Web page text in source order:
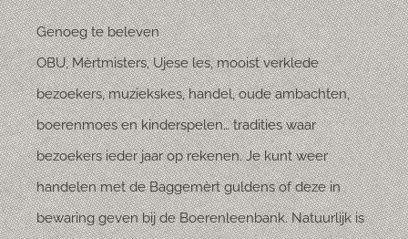
Genoeg te beleven
OBU, Mèrtmisters, Ujese les, mooist verklede
bezoekers, muziekskes, handel, oude ambachten,
boerenmoes en kinderspelen… tradities waar
bezoekers ieder jaar op rekenen. Je kunt weer
handelen met de Baggemèrt guldens of deze in
bewaring geven bij de Boerenleenbank. Natuurlijk is